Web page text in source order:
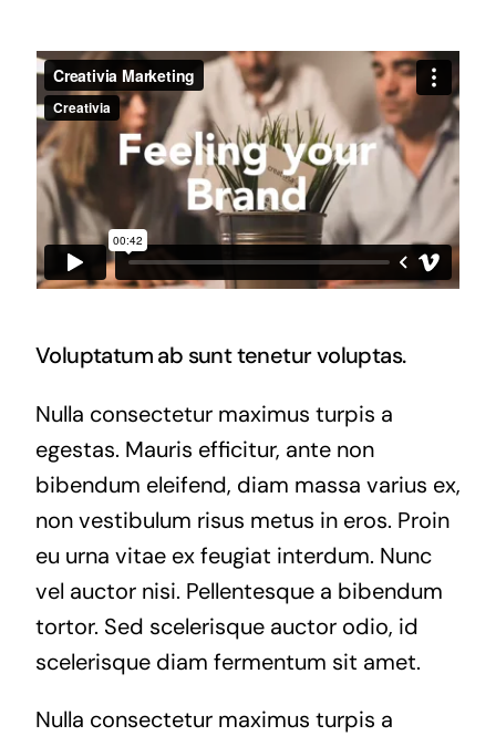
Voluptatum ab sunt tenetur voluptas.
Nulla consectetur maximus turpis a
egestas. Mauris efficitur, ante non
bibendum eleifend, diam massa varius ex,
non vestibulum risus metus in eros. Proin
eu urna vitae ex feugiat interdum. Nunc
vel auctor nisi. Pellentesque a bibendum
tortor. Sed scelerisque auctor odio, id
scelerisque diam fermentum sit amet.
Nulla consectetur maximus turpis a